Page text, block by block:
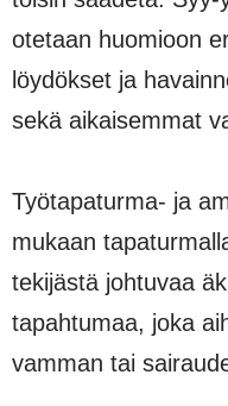
otetaan huomioon
löydökset ja
sekä aikaisemmat
Työtapaturma- ja
mukaan
tekijästä johtuvaa
tapahtumaa, joka
vamman tai